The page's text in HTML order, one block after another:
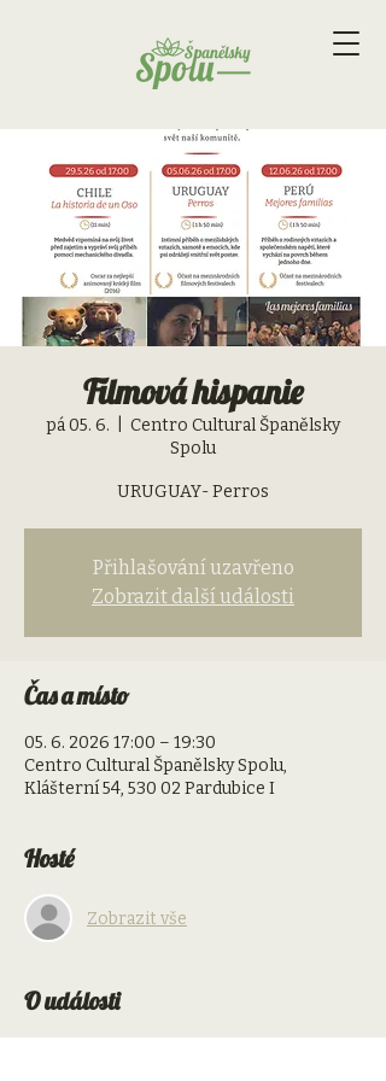
Filmová hispanie
pá 05. 6.
Centro Cultural Španělsky
Spolu
URUGUAY- Perros
Přihlašování uzavřeno
Zobrazit další události
Čas a místo
05. 6. 2026 17:00 – 19:30
Centro Cultural Španělsky Spolu,
Klášterní 54, 530 02 Pardubice I
Hosté
Zobrazit vše
O události